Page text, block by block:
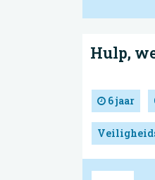
Hulp,
6 jaar